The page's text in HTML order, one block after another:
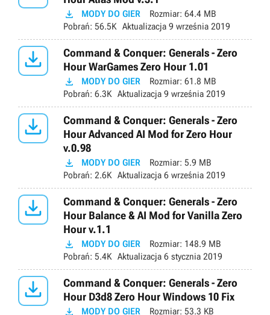
 MODY DO GIER Rozmiar: 64.4 MB
Pobrań: 56.5K Aktualizacja 9 września 2019

Command & Conquer: Generals - Zero
Hour WarGames Zero Hour 1.01
 MODY DO GIER Rozmiar: 61.8 MB
Pobrań: 6.3K Aktualizacja 9 września 2019

Command & Conquer: Generals - Zero
Hour Advanced AI Mod for Zero Hour
v.0.98
 MODY DO GIER Rozmiar: 5.9 MB
Pobrań: 2.6K Aktualizacja 6 września 2019

Command & Conquer: Generals - Zero
Hour Balance & AI Mod for Vanilla Zero
Hour v.1.1
 MODY DO GIER Rozmiar: 148.9 MB
Pobrań: 5.4K Aktualizacja 6 stycznia 2019

Command & Conquer: Generals - Zero
Hour D3d8 Zero Hour Windows 10 Fix
 MODY DO GIER Rozmiar: 53.3 KB